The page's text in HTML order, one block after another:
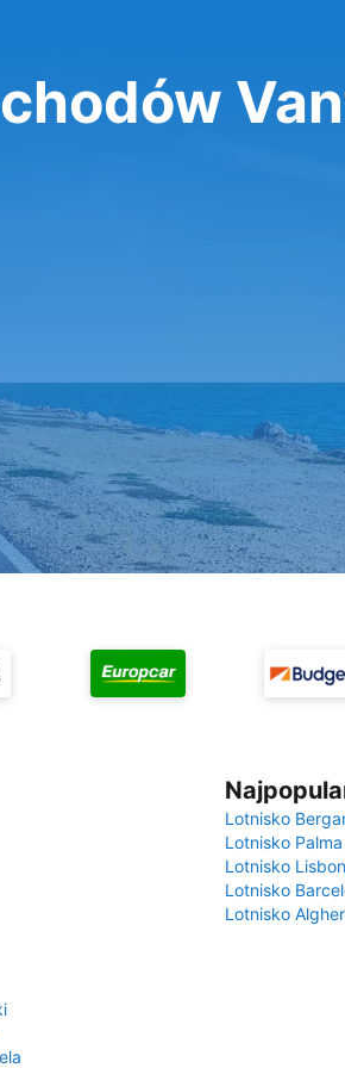
Lotnisko
Lotnisko
Lotnisko
Lotnisko
Lotnisko